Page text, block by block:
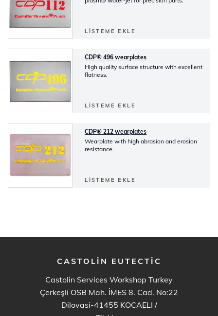
LISTEME EKLE
CDP® 496 wearplates
High quality surface structure with excellent
flatness.
LISTEME EKLE
CDP® 212 wearplates
Wearplate with high abrasion and erosion
resistance.
LISTEME EKLE
CASTOLIN EUTECTIC
Castolin Services Workshop Turkey
Çerkeşli OSB Mah. İMES 8. Cad. No:22
Dilovasi-41455 KOCAELI /